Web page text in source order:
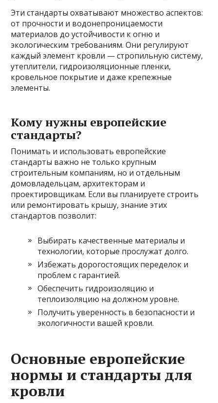
Эти стандарты охватывают множество аспектов:
от прочности и водонепроницаемости
материалов до устойчивости к огню и
экологическим требованиям. Они регулируют
каждый элемент кровли — стропильную систему,
утеплители, гидроизоляционные пленки,
кровельное покрытие и даже крепежные
элементы.
Кому нужны европейские
стандарты?
Понимать и использовать европейские
стандарты важно не только крупным
строительным компаниям, но и отдельным
домовладельцам, архитекторам и
проектировщикам. Если вы планируете строить
или ремонтировать крышу, знание этих
стандартов позволит:
Выбирать качественные материалы и
технологии, которые прослужат долго.
Избежать дорогостоящих переделок и
проблем с гарантией.
Обеспечить гидроизоляцию и
теплоизоляцию на должном уровне.
Получить уверенность в безопасности и
экологичности вашей кровли.
Основные европейские
нормы и стандарты для
кровли